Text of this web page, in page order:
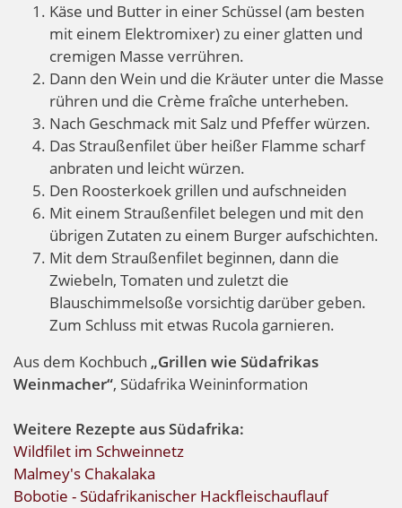
Käse und Butter in einer Schüssel (am besten
mit einem Elektromixer) zu einer glatten und
cremigen Masse verrühren.
Dann den Wein und die Kräuter unter die Masse
rühren und die Crème fraîche unterheben.
Nach Geschmack mit Salz und Pfeffer würzen.
Das Straußenfilet über heißer Flamme scharf
anbraten und leicht würzen.
Den Roosterkoek grillen und aufschneiden
Mit einem Straußenfilet belegen und mit den
übrigen Zutaten zu einem Burger aufschichten.
Mit dem Straußenfilet beginnen, dann die
Zwiebeln, Tomaten und zuletzt die
Blauschimmelsoße vorsichtig darüber geben.
Zum Schluss mit etwas Rucola garnieren.
Aus dem Kochbuch „Grillen wie Südafrikas
Weinmacher“, Südafrika Weininformation
Weitere Rezepte aus Südafrika:
Wildfilet im Schweinnetz
Malmey's Chakalaka
Bobotie - Südafrikanischer Hackfleischauflauf